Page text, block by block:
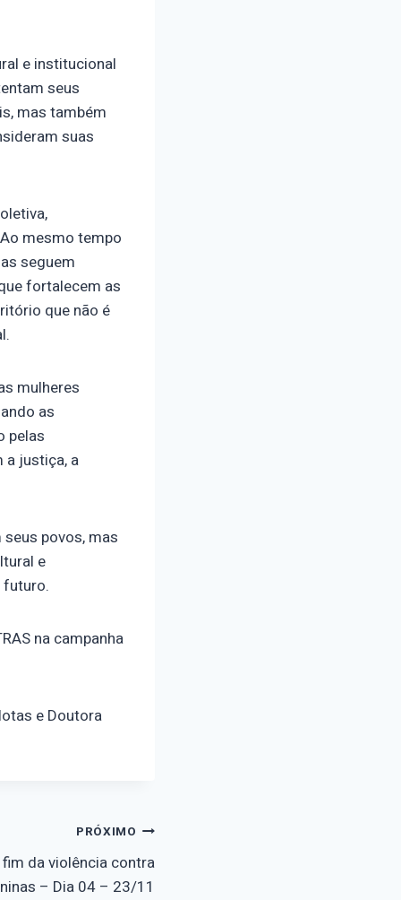
e institucional
seus
mas também
suas
mesmo tempo
seguem
fortalecem as
que não é
mulheres
as
pelas
a justiça, a
povos, mas
e
futuro.
na campanha
e Doutora
PRÓXIMO
da violência contra
– Dia 04 – 23/11